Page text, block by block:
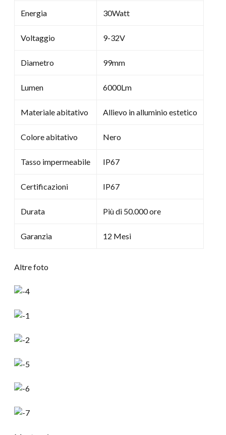
Energia 30Watt
Voltaggio 9-32V
Diametro 99mm
Lumen 6000Lm
Materiale abitativo Allievo in alluminio estetico
Colore abitativo Nero
Tasso impermeabile IP67
Certificazioni IP67
Durata Più di 50.000 ore
Garanzia 12 Mesi
Altre foto